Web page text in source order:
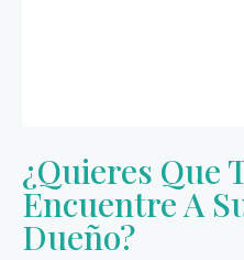
¿Quieres Que
Encuentre A
Dueño?